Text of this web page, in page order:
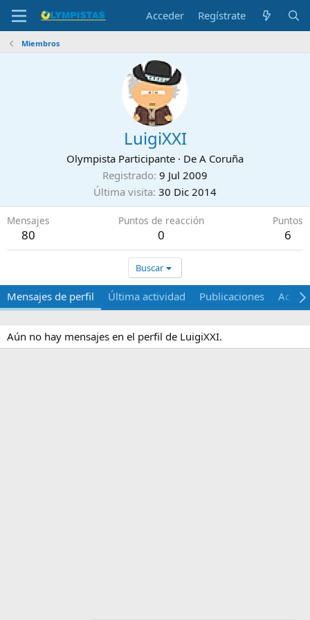
Acceder Regístrate
Miembros
LuigiXXI
Olympista Participante · De A Coruña
Registrado 9 Jul 2009
Última visita 30 Dic 2014
Mensajes
80
Puntos de reacción
0
Puntos
6
Buscar
Mensajes de perfil Última actividad Publicaciones Acerca
Aún no hay mensajes en el perfil de LuigiXXI.